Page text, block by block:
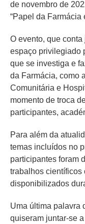
de novembro de
“Papel da Farmácia
O evento, que
espaço privilegiado
que se investiga e
da Farmácia, como
Comunitária e
momento de troca
participantes,
Para além da
temas incluídos no
participantes foram
trabalhos científicos
disponibilizados
Uma última palavra
quiseram juntar-se